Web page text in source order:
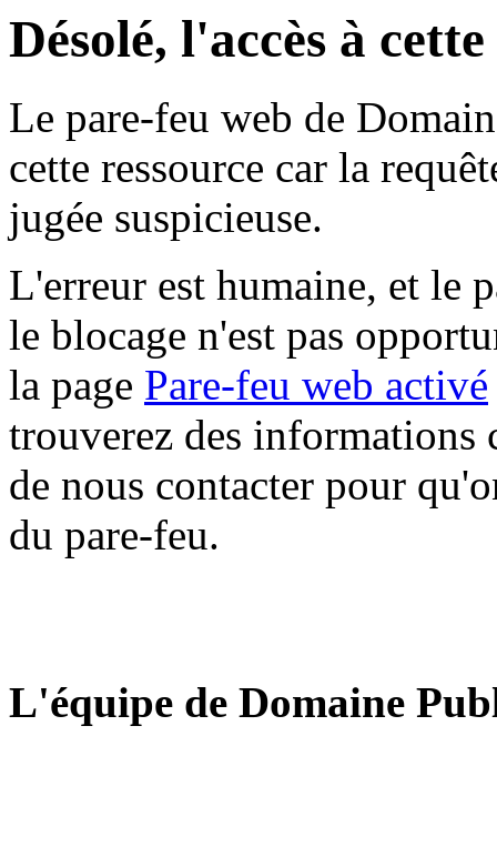
Désolé, l'accès à
Le pare-feu web de
cette ressource car la
jugée suspicieuse.
L'erreur est humaine, et le
le blocage n'est pas
la page Pare-feu web activé
trouverez des informations
de nous contacter pour
du pare-feu.
L'équipe de Domaine